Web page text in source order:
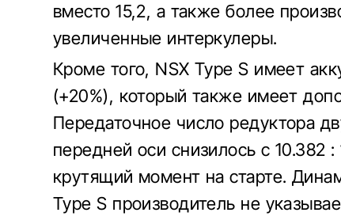
вместо 15,2, а также более
увеличенные интеркулеры.
Кроме того, NSX Type S имеет
(+20%), который также имеет
Передаточное число редуктора
передней оси снизилось с 10.382
крутящий момент на старте.
Type S производитель не